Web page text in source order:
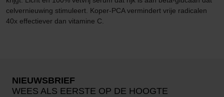
celvernieuwing stimuleert. Koper-PCA vermindert vrije radicalen
40x effectiever dan vitamine C.
NIEUWSBRIEF
WEES ALS EERSTE OP DE HOOGTE